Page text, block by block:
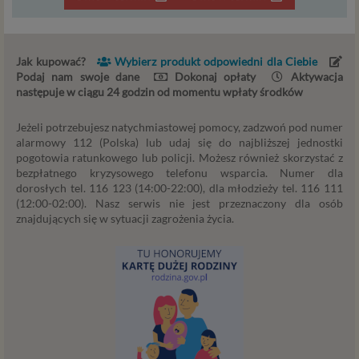
Jak kupować?
Wybierz produkt odpowiedni dla Ciebie
Podaj nam swoje dane
Dokonaj opłaty
Aktywacja
następuje w ciągu 24 godzin od momentu wpłaty środków
Jeżeli potrzebujesz natychmiastowej pomocy, zadzwoń pod numer
alarmowy 112 (Polska) lub udaj się do najbliższej jednostki
pogotowia ratunkowego lub policji. Możesz również skorzystać z
bezpłatnego kryzysowego telefonu wsparcia. Numer dla
dorosłych tel. 116 123 (14:00-22:00), dla młodzieży tel. 116 111
(12:00-02:00). Nasz serwis nie jest przeznaczony dla osób
znajdujących się w sytuacji zagrożenia życia.
serwisu takimi danymi są np. adres e-mail, adres IP lub
mogą być zapisywane w plikach cookies lub podobnych
technologiach (np. local storage) instalowanych przez nas
lub naszych Zaufanych Partnerów na naszych stronach i
naszych usług.
Podstawa i cel przetwarzania
Przetwarzanie danych osobowych wymaga podstawy
prawnej. RODO przewiduje kilka rodzajów takich
przypadkach korzystania z naszych usług wystąpią, co do
Niezbędność przetwarzania do zawarcia lub
wykonania umowy, której jesteś stroną. Umowa to,
w naszym przypadku, regulamin serwisu i
informacje na stronach ofertowych danej usługi.